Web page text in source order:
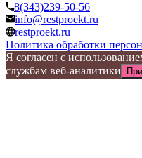
8(343)239-50-56
info@restproekt.ru
restproekt.ru
Политика обработки
Я согласен с
службам веб-аналитики